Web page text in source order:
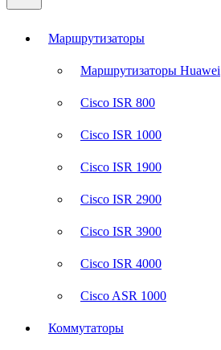
Маршрутизаторы
Маршрутизаторы Huawei
Cisco ISR 800
Cisco ISR 1000
Cisco ISR 1900
Cisco ISR 2900
Cisco ISR 3900
Cisco ISR 4000
Cisco ASR 1000
Коммутаторы